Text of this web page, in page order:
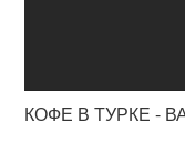
КОФЕ В ТУРКЕ -